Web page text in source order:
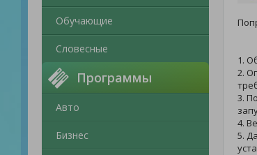
Обучающие
Словесные
Программы
Авто
Бизнес
1.
2.
3.
4.
5.